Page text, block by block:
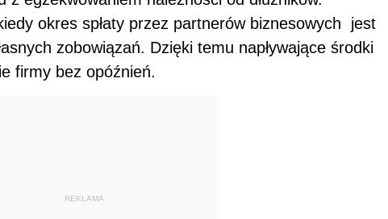
okres spłaty przez partnerów biznesowych jest
zobowiązań. Dzięki temu napływające środki
firmy bez opóźnień.
REKLAMA